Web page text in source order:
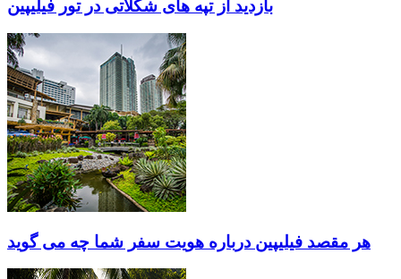
بازدید از تپه های شکلاتی در تور فیلیپین
هر مقصد فیلیپین درباره هویت سفر شما چه می گوید